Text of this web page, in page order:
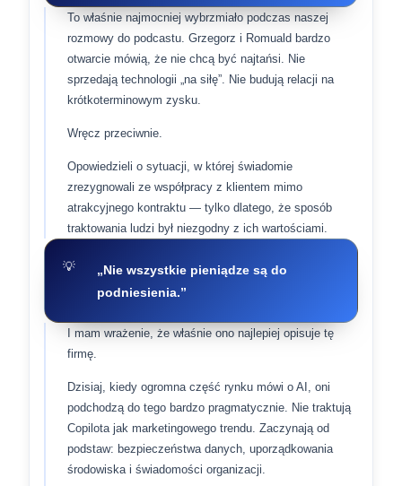
To właśnie najmocniej wybrzmiało podczas naszej
rozmowy do podcastu. Grzegorz i Romuald bardzo
otwarcie mówią, że nie chcą być najtańsi. Nie
sprzedają technologii „na siłę”. Nie budują relacji na
krótkoterminowym zysku.
Wręcz przeciwnie.
Opowiedzieli o sytuacji, w której świadomie
zrezygnowali ze współpracy z klientem mimo
atrakcyjnego kontraktu — tylko dlatego, że sposób
traktowania ludzi był niezgodny z ich wartościami.
„Nie wszystkie pieniądze są do
podniesienia.”
I mam wrażenie, że właśnie ono najlepiej opisuje tę
firmę.
Dzisiaj, kiedy ogromna część rynku mówi o AI, oni
podchodzą do tego bardzo pragmatycznie. Nie traktują
Copilota jak marketingowego trendu. Zaczynają od
podstaw: bezpieczeństwa danych, uporządkowania
środowiska i świadomości organizacji.